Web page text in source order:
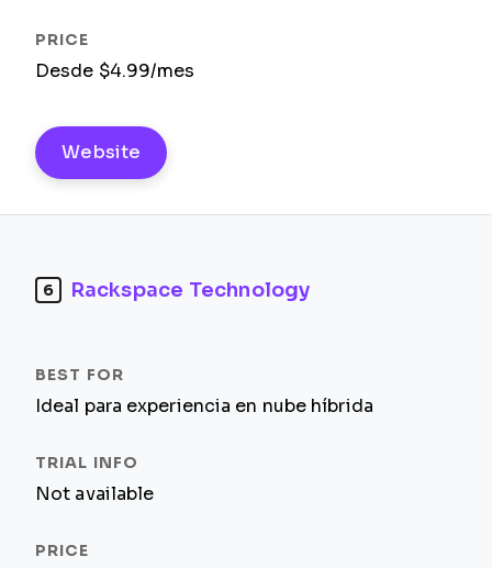
Desde $4.99/mes
Website
6 Rackspace Technology
Ideal para experiencia en nube híbrida
Not available